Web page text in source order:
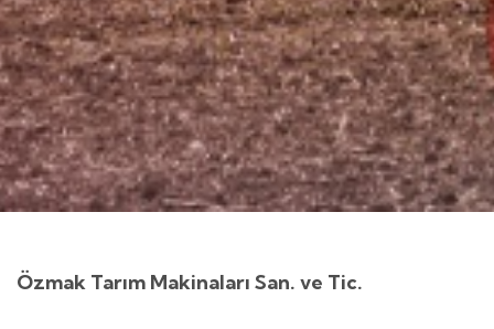
Özmak Tarım Makinaları San. ve Tic.